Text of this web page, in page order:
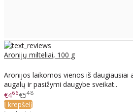
Aronijų milteliai, 100 g
Aronijos laikomos vienos iš daugiausiai
augalų ir pasižymi daugybe sveikat..
€466€548
Į krepšelį